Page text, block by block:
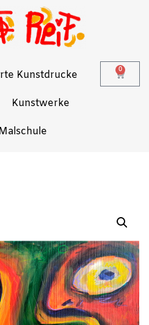
Kunstdrucke
Kunstwerke
Malschule
0